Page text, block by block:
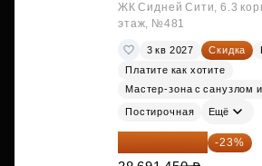
ЖК Сидней Сити, 6.3
этаж, №481
3 кв 2027 Скидка
Платите как хотите
Мастер-зона с санузлом
Постирочная Ещё
29 792 417 ₽ -23%